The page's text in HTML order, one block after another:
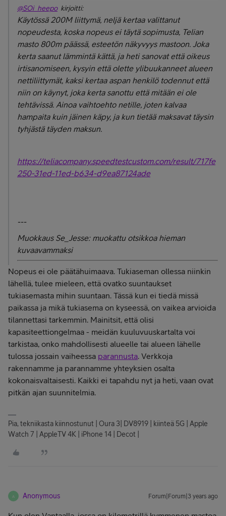
@SOi_heepokirjoitti:
Käytössä 200M liittymä, neljä kertaa valittanut
nopeudesta, koska nopeus ei täytä sopimusta, Telian
masto 800m päässä, esteetön näkyvyys mastoon. Joka
kerta saanut lämmintä kättä, ja heti sanovat että oikeus
irtisanomiseen, kysyin että olette ylibuukanneet alueen
nettiliittymät, kaksi kertaa aspan henkilö todennut että
niin on käynyt, joka kerta sanottu että mitään ei ole
tehtävissä. Ainoa vaihtoehto netille, joten kalvaa
hampaita kuin jäinen käpy, ja kun tietää maksavat täysin
tyhjästä täyden maksun.
https://teliacompany.speedtestcustom.com/result/717fe
250-31ed-11ed-b634-d9ea87124ade
---
Muokkaus Se_Jesse: muokattu otsikkoa hieman
kuvaavammaksi
Nopeus ei ole päätähuimaava. Tukiaseman ollessa niinkin
lähellä, tulee mieleen, että ovatko suuntaukset
tukiasemasta mihin suuntaan. Tässä kun ei tiedä missä
paikassa ja mikä tukiasema on kyseessä, on vaikea arvioida
tilannettasi tarkemmin. Mainitsit, että olisi
kapasiteettiongelmaa - meidän kuuluvuuskartalta voi
tarkistaa, onko mahdollisesti alueelle tai alueen lähelle
tulossa jossain vaiheessa parannusta. Verkkoja
rakennamme ja parannamme yhteyksien osalta
kokonaisvaltaisesti. Kaikki ei tapahdu nyt ja heti, vaan ovat
pitkän ajan suunnitelmia.
Pia, tekniikasta kiinnostunut | Oura 3| DV8919 | kiinteä 5G | Apple
Watch 7 | AppleTV 4K | iPhone 14 | Decot |
A Anonymous Forum|Forum|3 years ago